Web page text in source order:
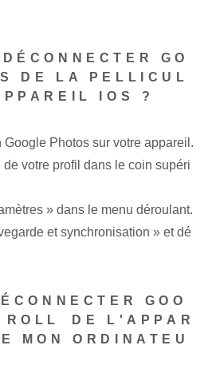
‌GO
DE LA PELLICUL
IOS ?
Photos sur votre appareil.
votre profil dans le coin supéri
» dans le menu déroulant.
et synchronisation » et dé
GOO
ROLL⁢ DE L'APPAR
MON ORDINATEU